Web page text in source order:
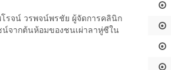
รจน์ วรพจน์พรชัย ผู้จัดการคลินิก
น์จากต้นห้อมของชนเผ่าลาหู่ซีใน